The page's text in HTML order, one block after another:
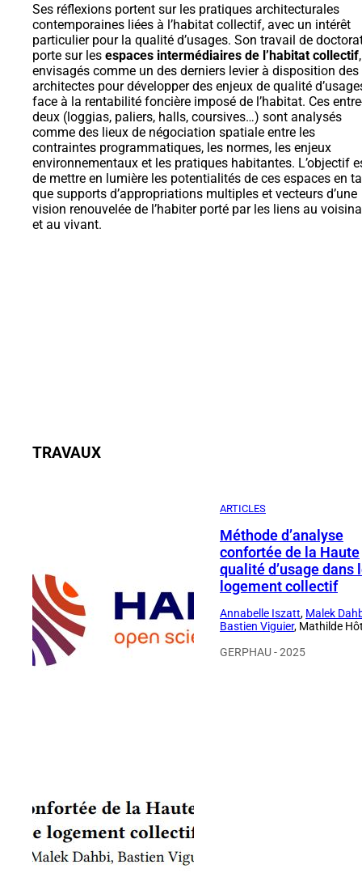
Ses réflexions portent sur les pratiques architecturales
contemporaines liées à l’habitat collectif, avec un intérêt
particulier pour la qualité d’usages. Son travail de
porte sur les espaces intermédiaires de l’habitat collectif,
envisagés comme un des derniers levier à disposition des
architectes pour développer des enjeux de qualité
face à la rentabilité foncière imposé de l’habitat. Ces
deux (loggias, paliers, halls, coursives…) sont analysés
comme des lieux de négociation spatiale entre les
contraintes programmatiques, les normes, les enjeux
environnementaux et les pratiques habitantes. L’objectif
de mettre en lumière les potentialités de ces espaces en
que supports d’appropriations multiples et vecteurs d’une
vision renouvelée de l’habiter porté par les liens au
et au vivant.
TRAVAUX
ARTICLES
Méthode d’analyse
confortée de la Haute
qualité d’usage dans
logement collectif
Annabelle Iszatt, Malek
Bastien Viguier, Mathilde
GERPHAU - 2025